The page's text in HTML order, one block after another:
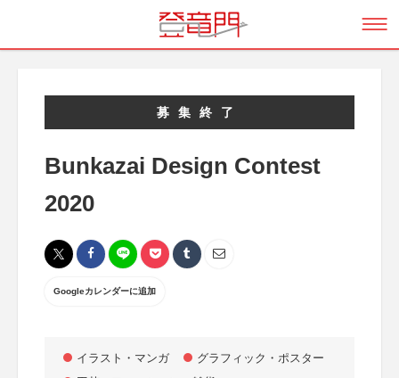
募集終了
Bunkazai Design Contest
2020
Googleカレンダーに追加
イラスト・マンガ
グラフィック・ポスター